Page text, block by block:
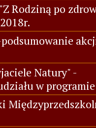
Rodziną po
Natury" -
w programie